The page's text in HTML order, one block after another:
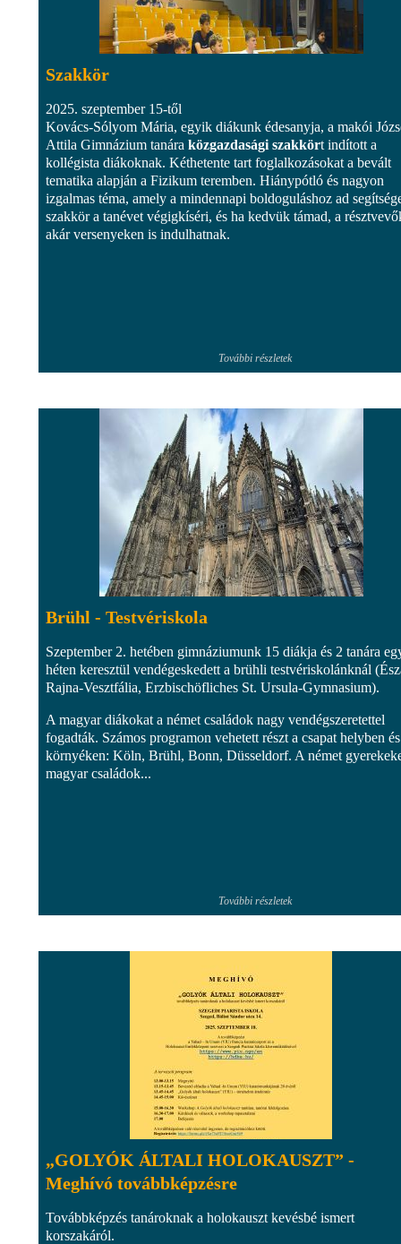
Szakkör
2025. szeptember 15-től
Kovács-Sólyom Mária, egyik diákunk édesanyja, a makói
Attila Gimnázium tanára közgazdasági szakkört indított a
kollégista diákoknak. Kéthetente tart foglalkozásokat a bevált
tematika alapján a Fizikum teremben. Hiánypótló és nagyon
izgalmas téma, amely a mindennapi boldoguláshoz ad
szakkör a tanévet végigkíséri, és ha kedvük támad, a
akár versenyeken is indulhatnak.
További részletek
Brühl - Testvériskola
Szeptember 2. hetében gimnáziumunk 15 diákja és 2 tanára
héten keresztül vendégeskedett a brühli testvériskolánknál
Rajna-Vesztfália, Erzbischöfliches St. Ursula-Gymnasium).
A magyar diákokat a német családok nagy vendégszeretettel
fogadták. Számos programon vehetett részt a csapat helyben
környéken: Köln, Brühl, Bonn, Düsseldorf. A német
magyar családok...
További részletek
„GOLYÓK ÁLTALI HOLOKAUSZT” -
Meghívó továbbképzésre
Továbbképzés tanároknak a holokauszt kevésbé ismert
korszakáról.